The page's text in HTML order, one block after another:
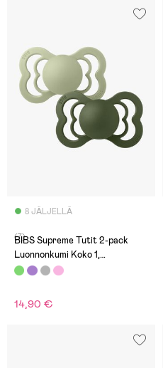
8 JÄLJELLÄ
(7)
BIBS Supreme Tutit 2-pack
Luonnonkumi Koko 1,
Sage/Hunter Green
14,90 €